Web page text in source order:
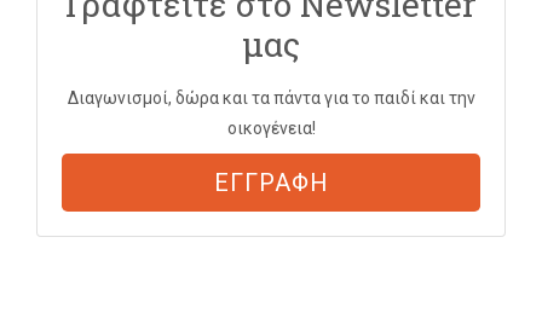
μας
Διαγωνισμοί, δώρα και τα πάντα για το παιδί και την
οικογένεια!
ΕΓΓΡΑΦΗ